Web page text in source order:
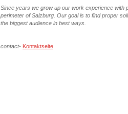
Since years we grow up our work experience with
perimeter of Salzburg. Our goal is to find proper
the biggest audience in best ways.
contact- Kontaktseite